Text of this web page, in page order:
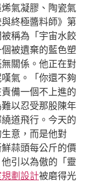
氣凝膠、陶瓷氣
終極醬料師》第
稱為「宇宙水餃
被遺棄的藍色塑
關係。他正在對
氣。「你還不夠
備一個不上進的
以忍受那股陳年
道飛行。今天的
意，而是他對
蒜頭每公斤的價
引以為傲的「靈
劃設計被磨得光